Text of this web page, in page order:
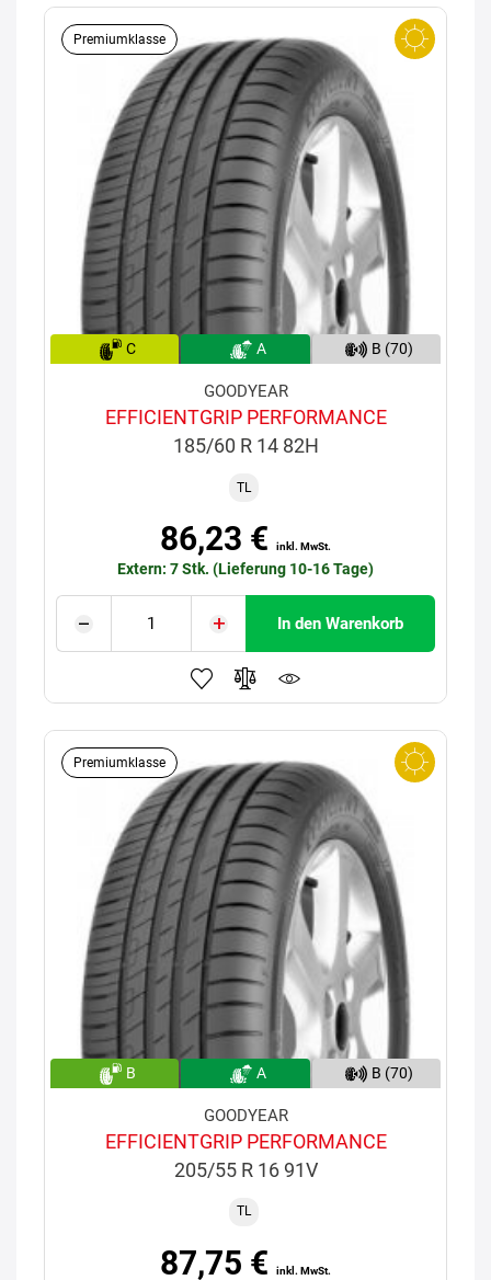
Premiumklasse
C A B (70)
GOODYEAR
EFFICIENTGRIP PERFORMANCE
185/60 R 14 82H
TL
86,23 € inkl. MwSt.
Extern: 7 Stk. (Lieferung 10-16 Tage)
In den Warenkorb
Premiumklasse
B A B (70)
GOODYEAR
EFFICIENTGRIP PERFORMANCE
205/55 R 16 91V
TL
87,75 € inkl. MwSt.